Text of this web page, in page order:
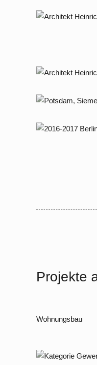
2013 Berlin,
2013 – 2014
2020 – 2022
2016 – 2017
Projekte
Wohnungsbau